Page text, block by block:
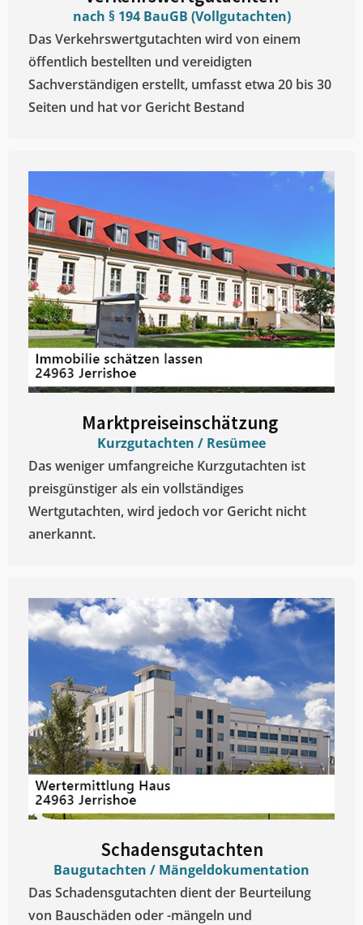
nach § 194 BauGB (Vollgutachten)
Das Verkehrswertgutachten wird von einem
öffentlich bestellten und vereidigten
Sachverständigen erstellt, umfasst etwa 20 bis 30
Seiten und hat vor Gericht Bestand
Marktpreiseinschätzung ​
Kurzgutachten / Resümee
Das weniger umfangreiche Kurzgutachten ist
preisgünstiger als ein vollständiges
Wertgutachten, wird jedoch vor Gericht nicht
anerkannt.
Schadensgutachten
Baugutachten / Mängeldokumentation
Das Schadensgutachten dient der Beurteilung
von Bauschäden oder -mängeln und